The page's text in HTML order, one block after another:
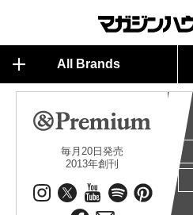
All Brands
毎月20日発売
2013年創刊